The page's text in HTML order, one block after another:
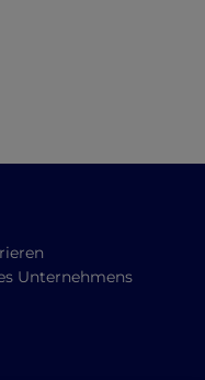
Unternehmens